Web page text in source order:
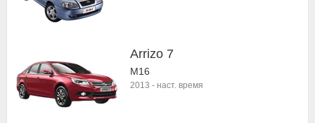
Arrizo 7
M16
2013 - наст. время